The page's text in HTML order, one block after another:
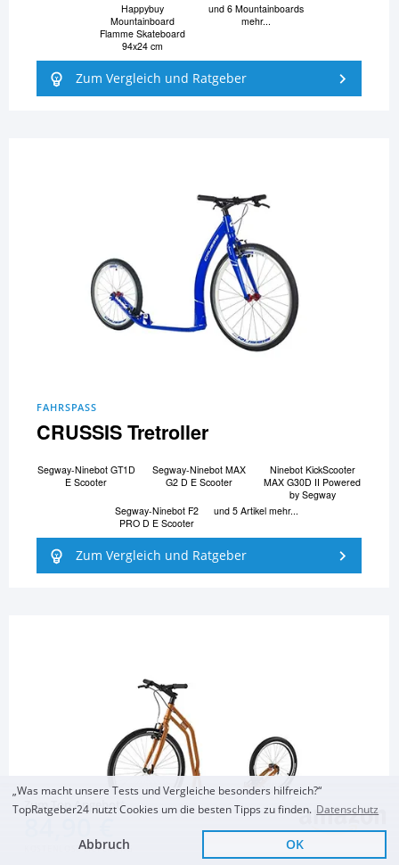
Zum Top Angebot
84,90 €
KOSTENLOSE LIEFERUNG
Happybuy
Mountainboard
Flamme Skateboard
94x24 cm
und 6 Mountainboards
mehr...
Zum Vergleich und Ratgeber
FAHRSPASS
CRUSSIS Tretroller
Segway-Ninebot GT1D
E Scooter
Segway-Ninebot MAX
G2 D E Scooter
Ninebot KickScooter
MAX G30D II Powered
by Segway
Segway-Ninebot F2
PRO D E Scooter
und 5 Artikel mehr...
Zum Vergleich und Ratgeber
„Was macht unsere Tests und Vergleiche besonders hilfreich?“
TopRatgeber24 nutzt Cookies um die besten Tipps zu finden. Datenschutz
Abbruch OK